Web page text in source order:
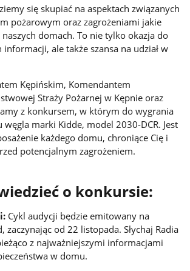
się skupiać na aspektach związanych
pożarowym oraz zagrożeniami jakie
domach. To nie tylko okazja do
ale także szansa na udział w
Kępińskim, Komendantem
Straży Pożarnej w Kępnie oraz
z konkursem, w którym do wygrania
marki Kidde, model 2030-DCR. Jest
każdego domu, chroniące Cię i
potencjalnym zagrożeniem.
o konkursie:
Cykl audycji będzie emitowany na
zaczynając od 22 listopada. Słychaj Radia
z najważniejszymi informacjami
w domu.